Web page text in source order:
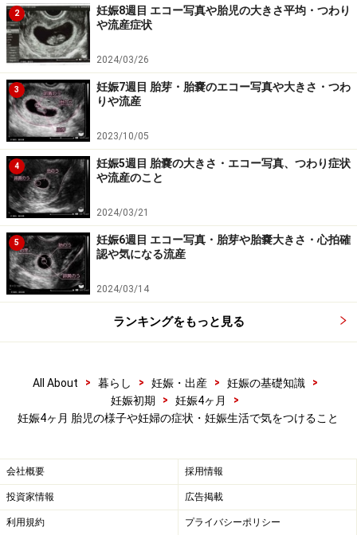
肺の動きも活発化。羊水を肺の中から出したり入れたり
して、呼吸のまねごとも始めています。内臓では、脾臓
が働き始めます。腸は、正しい位置におさまるように動
いていきます。大腸は小腸を縁どるようにして小腸の周
りに落ち着いてきます。小腸はまだおなかの中にぶら下
がっていますが、これからきちんとおさまっていくとこ
ろです。
▽参考記事
妊娠13週 胎児の大きさ・エコー写真・性別や胎動はいつ
わかる？
妊娠14週目の胎児の発達
妊娠14週（妊娠4ヶ月）エコー写真・超音波写真
妊娠14週目：受精から84～90日目
胎児の大きさ：頭殿長（CRL）が80～93mm
胎児の体重：25gほど
2
妊娠8週目 エコー写真や胎児の大きさ平均・つわり
や流産症状
2024/03/26
3
妊娠7週目 胎芽・胎嚢のエコー写真や大きさ・つわ
りや流産
2023/10/05
4
妊娠5週目 胎嚢の大きさ・エコー写真、つわり症状
や流産のこと
2024/03/21
5
妊娠6週目 エコー写真・胎芽や胎嚢大きさ・心拍確
認や気になる流産
2024/03/14
ランキングをもっと見る
All About > 暮らし > 妊娠・出産 > 妊娠の基礎知識
>
妊娠初期
> 妊娠4ヶ月
>
妊娠4ヶ月 胎児の様子や妊婦の症状・妊娠生活で気をつけること
会社概要 採用情報
投資家情報 広告掲載
利用規約 プライバシーポリシー